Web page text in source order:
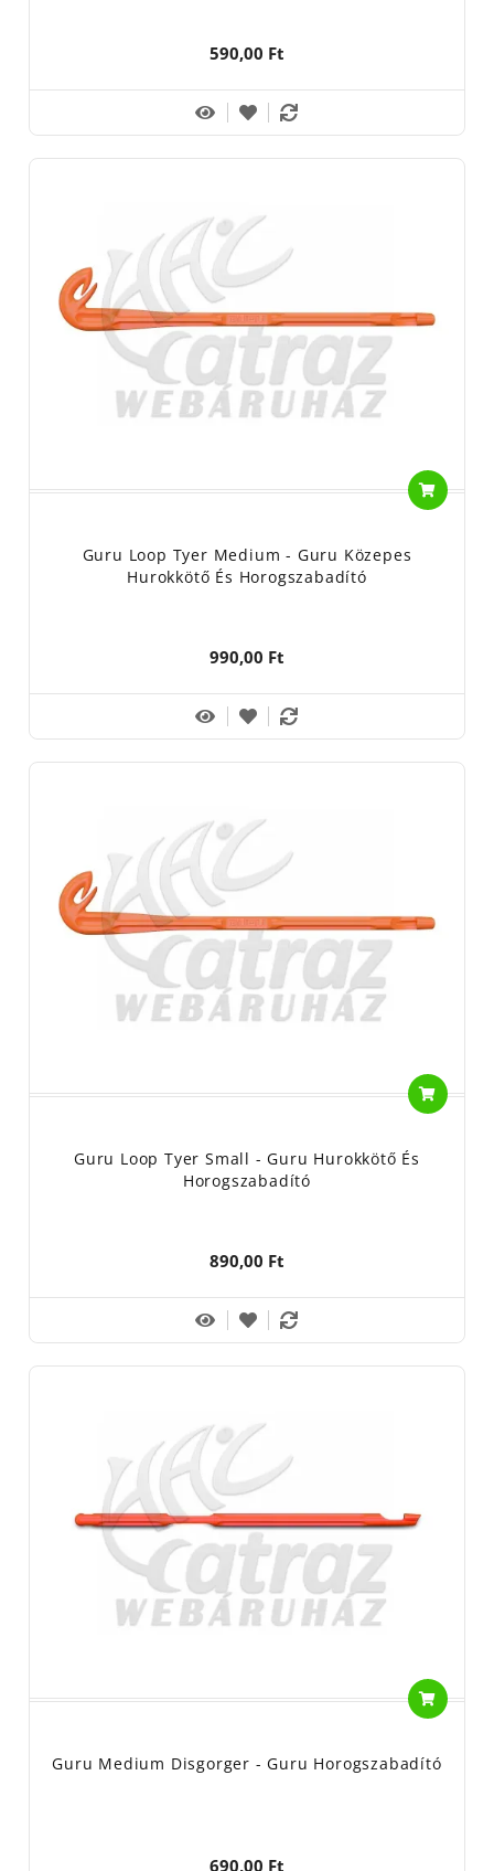
590,00 Ft
Guru Loop Tyer Medium - Guru Közepes
Hurokkötő És Horogszabadító
990,00 Ft
Guru Loop Tyer Small - Guru Hurokkötő És
Horogszabadító
890,00 Ft
Guru Medium Disgorger - Guru Horogszabadító
690,00 Ft